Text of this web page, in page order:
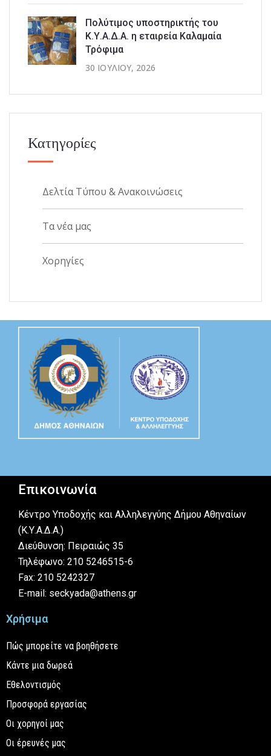
Πολύτιμος υποστηρικτής του
Κ.Υ.Α.Δ.Α. η εταιρεία Καλαμαία
Τρόφιμα
30 ΙΟΥΛΊΟΥ, 2026
Κατηγορίες
Δελτία Τύπου & Ανακοινώσεις
Τα νέα μας
Χορηγίες
Επικοινωνία
Κέντρο Υποδοχής και Αλληλεγγύης Δήμου Αθηναίων
(Κ.Υ.Α.Δ.Α.)
Διεύθυνση: Πειραιώς 35
Τηλέφωνο: 210 5246515-6
Fax: 210 5242327
E-mail: seckyada@athens.gr
Χρήσιμα
Πώς μπορείτε να βοηθήσετε
Κάντε μια δωρεά
Εθελοντισμός
Προσφορά εργασίας
Οι χορηγοί μας
Οι έρευνές μας